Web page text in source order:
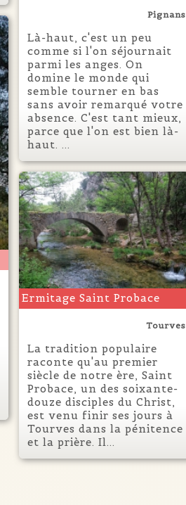
Pignans
Là-haut, c'est un peu
comme si l'on séjournait
parmi les anges. On
domine le monde qui
semble tourner en bas
sans avoir remarqué votre
absence. C'est tant mieux,
parce que l'on est bien là-
haut. ...
Ermitage Saint Probace
Tourves
La tradition populaire
raconte qu'au premier
siècle de notre ère, Saint
Probace, un des soixante-
douze disciples du Christ,
est venu finir ses jours à
Tourves dans la pénitence
et la prière. Il...